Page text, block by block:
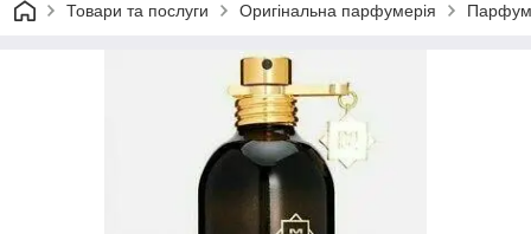
Товари та послуги Оригінальна парфумерія